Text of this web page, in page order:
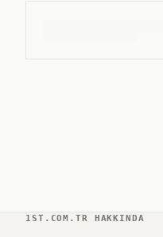
1ST.COM.TR HAKKINDA